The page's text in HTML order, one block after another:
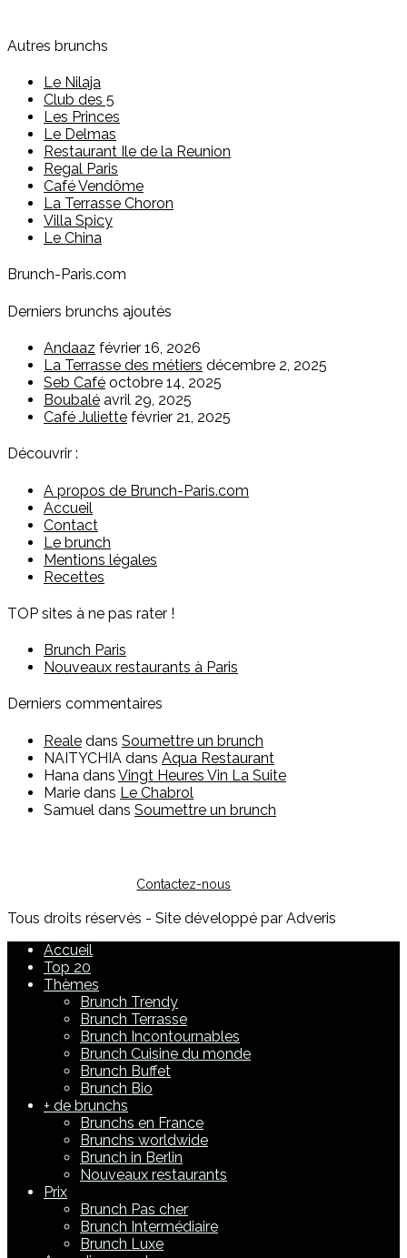
Autres brunchs
Le Nilaja
Club des 5
Les Princes
Le Delmas
Restaurant Ile de la Reunion
Regal Paris
Café Vendôme
La Terrasse Choron
Villa Spicy
Le China
Brunch-Paris.com
Derniers brunchs ajoutés
Andaaz février 16, 2026
La Terrasse des métiers décembre 2, 2025
Seb Café octobre 14, 2025
Boubalé avril 29, 2025
Café Juliette février 21, 2025
Découvrir :
A propos de Brunch-Paris.com
Accueil
Contact
Le brunch
Mentions légales
Recettes
TOP sites à ne pas rater !
Brunch Paris
Nouveaux restaurants à Paris
Derniers commentaires
Reale dans Soumettre un brunch
NAITYCHIA dans Aqua Restaurant
Hana dans Vingt Heures Vin La Suite
Marie dans Le Chabrol
Samuel dans Soumettre un brunch
Contactez-nous
Tous droits réservés - Site développé par Adveris
Accueil
Top 20
Thèmes
Brunch Trendy
Brunch Terrasse
Brunch Incontournables
Brunch Cuisine du monde
Brunch Buffet
Brunch Bio
+ de brunchs
Brunchs en France
Brunchs worldwide
Brunch in Berlin
Nouveaux restaurants
Prix
Brunch Pas cher
Brunch Intermédiaire
Brunch Luxe